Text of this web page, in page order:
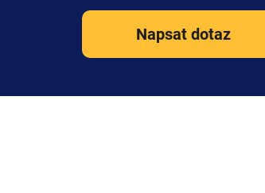
Napsat dotaz